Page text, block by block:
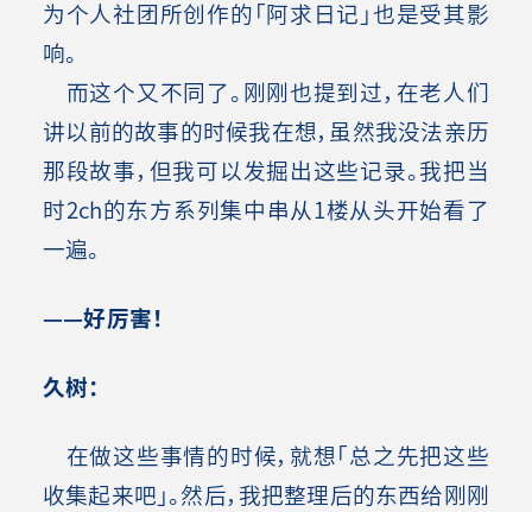
为个人社团所创作的「阿求日记」也是受其影
响。
而这个又不同了。刚刚也提到过，在老人们
讲以前的故事的时候我在想，虽然我没法亲历
那段故事，但我可以发掘出这些记录。我把当
时2ch的东方系列集中串从1楼从头开始看了
一遍。
——好厉害！
久树：
在做这些事情的时候，就想「总之先把这些
收集起来吧」。然后，我把整理后的东西给刚刚